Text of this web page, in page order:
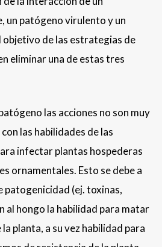
un patógeno virulento y un
objetivo de las estrategias de
eliminar una de estas tres
las acciones no son muy
las habilidades de las
infectar plantas hospederas
ornamentales. Esto se debe a
(ej. toxinas,
al hongo la habilidad para matar
planta, a su vez habilidad para